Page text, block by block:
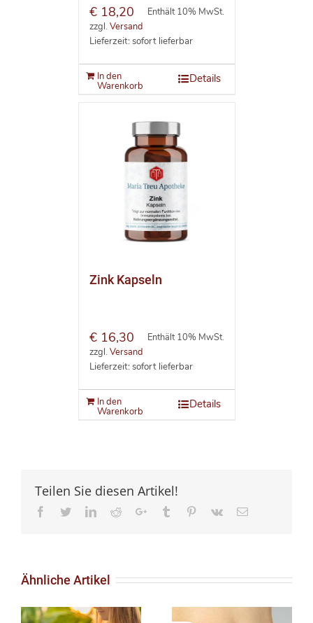
€18,20
Enthält 10% MwSt.
zzgl. Versand
Lieferzeit: sofort lieferbar
In den
Warenkorb
Details
Zink Kapseln
€16,30
Enthält 10% MwSt.
zzgl. Versand
Lieferzeit: sofort lieferbar
In den
Warenkorb
Details
Teilen Sie diesen Artikel!
Facebook
TwitterLinkedIn
RedditGoogle+Tumblr Pinterest
Vk Email
Ähnliche Artikel